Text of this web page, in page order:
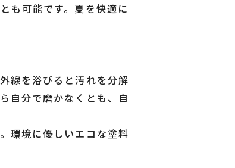
も可能です。夏を快適に
線を浴びると汚れを分解
自分で磨かなくとも、自
環境に優しいエコな塗料